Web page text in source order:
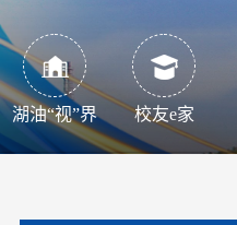
湖油“视”界 校友e家